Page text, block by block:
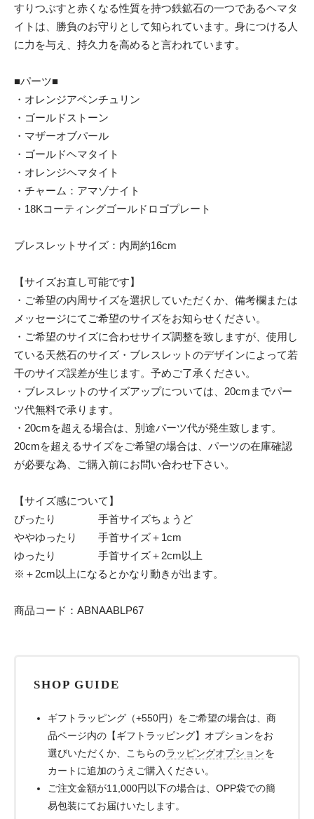
すりつぶすと赤くなる性質を持つ鉄鉱石の一つであるヘマタ
イトは、勝負のお守りとして知られています。身につける人
に力を与え、持久力を高めると言われています。
■パーツ■
・オレンジアベンチュリン
・ゴールドストーン
・マザーオブパール
・ゴールドヘマタイト
・オレンジヘマタイト
・チャーム：アマゾナイト
・18Kコーティングゴールドロゴプレート
ブレスレットサイズ：内周約16cm
【サイズお直し可能です】
・ご希望の内周サイズを選択していただくか、備考欄または
メッセージにてご希望のサイズをお知らせください。
・ご希望のサイズに合わせサイズ調整を致しますが、使用し
ている天然石のサイズ・ブレスレットのデザインによって若
干のサイズ誤差が生じます。予めご了承ください。
・ブレスレットのサイズアップについては、20cmまでパー
ツ代無料で承ります。
・20cmを超える場合は、別途パーツ代が発生致します。
20cmを超えるサイズをご希望の場合は、パーツの在庫確認
が必要な為、ご購入前にお問い合わせ下さい。
【サイズ感について】
ぴったり 手首サイズちょうど
ややゆったり 手首サイズ＋1cm
ゆったり 手首サイズ＋2cm以上
※＋2cm以上になるとかなり動きが出ます。
商品コード：ABNAABLP67
SHOP GUIDE
ギフトラッピング（+550円）をご希望の場合は、商
品ページ内の【ギフトラッピング】オプションをお
選びいただくか、こちらのラッピングオプションを
カートに追加のうえご購入ください。
ご注文金額が11,000円以下の場合は、OPP袋での簡
易包装にてお届けいたします。